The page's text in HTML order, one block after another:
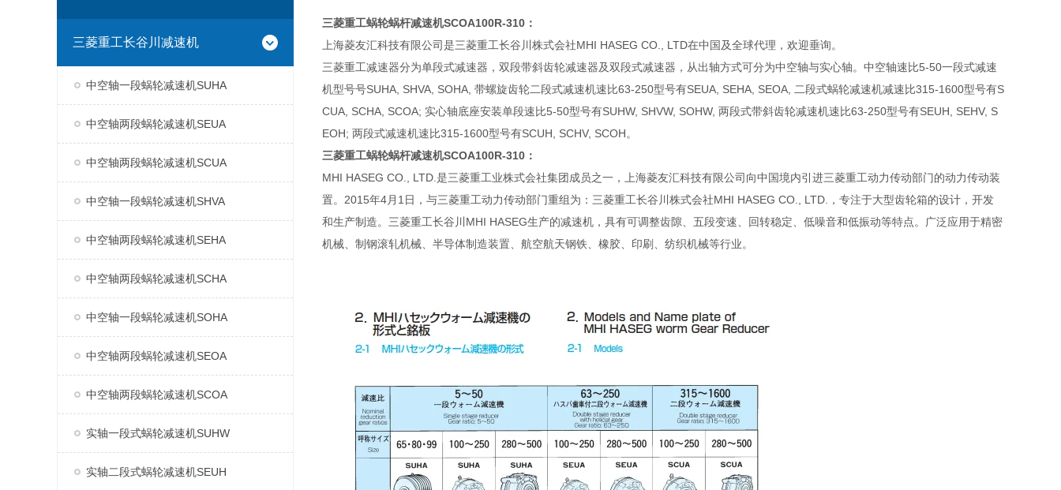
三菱重工长谷川减速机
中空轴一段蜗轮减速机SUHA
中空轴两段蜗轮减速机SEUA
中空轴两段蜗轮减速机SCUA
中空轴一段蜗轮减速机SHVA
中空轴两段蜗轮减速机SEHA
中空轴两段蜗轮减速机SCHA
中空轴一段蜗轮减速机SOHA
中空轴两段蜗轮减速机SEOA
中空轴两段蜗轮减速机SCOA
实轴一段式蜗轮减速机SUHW
实轴二段式蜗轮减速机SEUH
三菱重工蜗轮蜗杆减速机SCOA100R-310：
上海菱友汇科技有限公司是三菱重工长谷川株式会社MHI HASEG CO., LTD在中国及全球代理，欢迎垂询。
三菱重工减速器分为单段式减速器，双段带斜齿轮减速器及双段式减速器，从出轴方式可分为中空轴与实心轴。中空轴速比5-50一段式减速
机型号号SUHA, SHVA, SOHA, 带螺旋齿轮二段式减速机速比63-250型号有SEUA, SEHA, SEOA, 二段式蜗轮减速机减速比315-1600型号有S
CUA, SCHA, SCOA; 实心轴底座安装单段速比5-50型号有SUHW, SHVW, SOHW, 两段式带斜齿轮减速机速比63-250型号有SEUH, SEHV, S
EOH; 两段式减速机速比315-1600型号有SCUH, SCHV, SCOH。
三菱重工蜗轮蜗杆减速机SCOA100R-310：
MHI HASEG CO., LTD.是三菱重工业株式会社集团成员之一，上海菱友汇科技有限公司向中国境内引进三菱重工动力传动部门的动力传动装
置。2015年4月1日，与三菱重工动力传动部门重组为：三菱重工长谷川株式会社MHI HASEG CO., LTD.，专注于大型齿轮箱的设计，开发
和生产制造。三菱重工长谷川MHI HASEG生产的减速机，具有可调整齿隙、五段变速、回转稳定、低噪音和低振动等特点。广泛应用于精密
机械、制钢滚轧机械、半导体制造装置、航空航天钢铁、橡胶、印刷、纺织机械等行业。